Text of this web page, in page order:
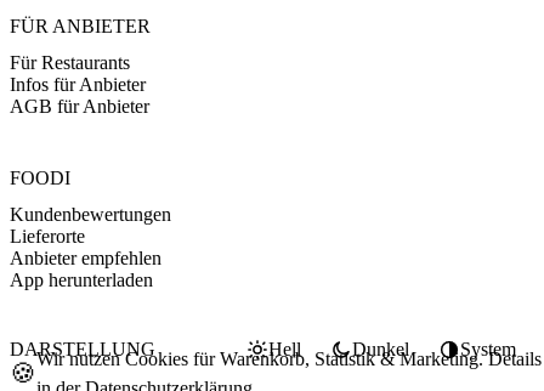
FÜR ANBIETER
Für Restaurants
Infos für Anbieter
AGB für Anbieter
FOODI
Kundenbewertungen
Lieferorte
Anbieter empfehlen
App herunterladen
DARSTELLUNG Hell Dunkel System
🍪Wir nutzen Cookies für Warenkorb, Statistik & Marketing. Details